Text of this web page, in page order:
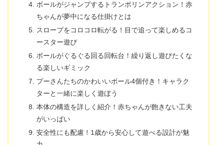
ボールがジャンプするトランポリンアクション！赤
ちゃんが夢中になる仕掛けとは
スロープをコロコロ転がる！目で追って楽しめるコ
ースター遊び
ボールがぐるぐる回る回転台！繰り返し遊びたくな
る楽しいギミック
プーさんたちのかわいいボール4個付き！キャラク
ターと一緒に楽しく遊ぼう
本体の構造を詳しく紹介！赤ちゃんが飽きない工夫
がいっぱい
安全性にも配慮！1歳から安心して遊べる設計が魅